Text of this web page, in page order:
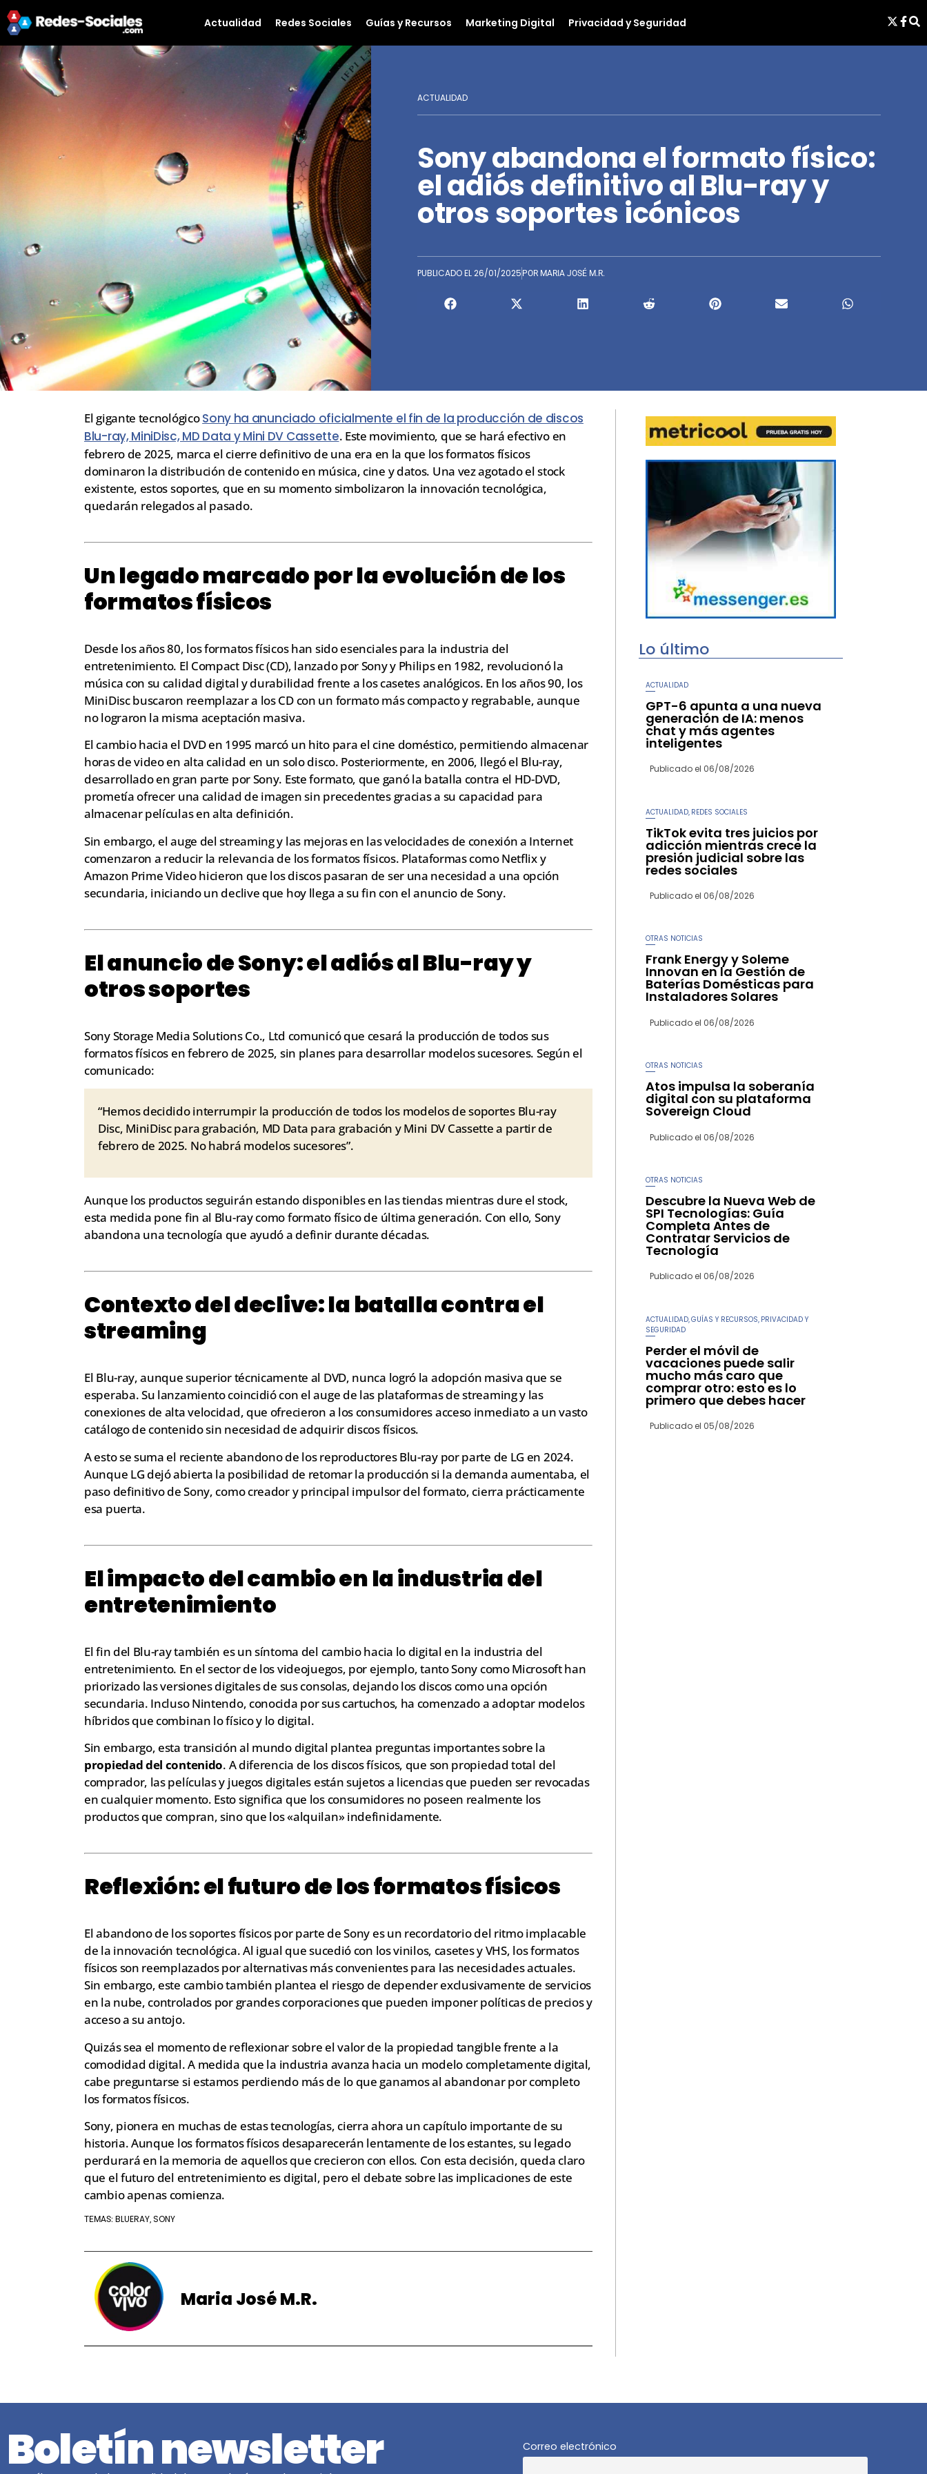
Actualidad Redes Sociales Guías y Recursos Marketing Digital Privacidad y Seguridad
ACTUALIDAD
Sony abandona el formato físico:
el adiós definitivo al Blu-ray y
otros soportes icónicos
PUBLICADO EL26/01/2025 POR MARIA JOSÉ M.R.
El gigante tecnológicoSony ha anunciado oficialmente el fin de la producción de discos
Blu-ray, MiniDisc, MD Data y Mini DV Cassette. Este movimiento, que se hará efectivo en
febrero de 2025, marca el cierre definitivo de una era en la que los formatos físicos
dominaron la distribución de contenido en música, cine y datos. Una vez agotado el stock
existente, estos soportes, que en su momento simbolizaron la innovación tecnológica,
quedarán relegados al pasado.
Un legado marcado por la evolución de los
formatos físicos
Desde los años 80, los formatos físicos han sido esenciales para la industria del
entretenimiento. El Compact Disc (CD), lanzado por Sony y Philips en 1982, revolucionó la
música con su calidad digital y durabilidad frente a los casetes analógicos. En los años 90, los
MiniDisc buscaron reemplazar a los CD con un formato más compacto y regrabable, aunque
no lograron la misma aceptación masiva.
El cambio hacia el DVD en 1995 marcó un hito para el cine doméstico, permitiendo almacenar
horas de video en alta calidad en un solo disco. Posteriormente, en 2006, llegó el Blu-ray,
desarrollado en gran parte por Sony. Este formato, que ganó la batalla contra el HD-DVD,
prometía ofrecer una calidad de imagen sin precedentes gracias a su capacidad para
almacenar películas en alta definición.
Sin embargo, el auge del streaming y las mejoras en las velocidades de conexión a Internet
comenzaron a reducir la relevancia de los formatos físicos. Plataformas como Netflix y
Amazon Prime Video hicieron que los discos pasaran de ser una necesidad a una opción
secundaria, iniciando un declive que hoy llega a su fin con el anuncio de Sony.
El anuncio de Sony: el adiós al Blu-ray y
otros soportes
Sony Storage Media Solutions Co., Ltd comunicó que cesará la producción de todos sus
formatos físicos en febrero de 2025, sin planes para desarrollar modelos sucesores. Según el
comunicado:
“Hemos decidido interrumpir la producción de todos los modelos de soportes Blu-ray
Disc, MiniDisc para grabación, MD Data para grabación y Mini DV Cassette a partir de
febrero de 2025. No habrá modelos sucesores”.
Aunque los productos seguirán estando disponibles en las tiendas mientras dure el stock,
esta medida pone fin al Blu-ray como formato físico de última generación. Con ello, Sony
abandona una tecnología que ayudó a definir durante décadas.
Contexto del declive: la batalla contra el
streaming
El Blu-ray, aunque superior técnicamente al DVD, nunca logró la adopción masiva que se
esperaba. Su lanzamiento coincidió con el auge de las plataformas de streaming y las
conexiones de alta velocidad, que ofrecieron a los consumidores acceso inmediato a un vasto
catálogo de contenido sin necesidad de adquirir discos físicos.
A esto se suma el reciente abandono de los reproductores Blu-ray por parte de LG en 2024.
Aunque LG dejó abierta la posibilidad de retomar la producción si la demanda aumentaba, el
paso definitivo de Sony, como creador y principal impulsor del formato, cierra prácticamente
esa puerta.
El impacto del cambio en la industria del
entretenimiento
El fin del Blu-ray también es un síntoma del cambio hacia lo digital en la industria del
entretenimiento. En el sector de los videojuegos, por ejemplo, tanto Sony como Microsoft han
priorizado las versiones digitales de sus consolas, dejando los discos como una opción
secundaria. Incluso Nintendo, conocida por sus cartuchos, ha comenzado a adoptar modelos
híbridos que combinan lo físico y lo digital.
Sin embargo, esta transición al mundo digital plantea preguntas importantes sobre la
propiedad del contenido. A diferencia de los discos físicos, que son propiedad total del
comprador, las películas y juegos digitales están sujetos a licencias que pueden ser revocadas
en cualquier momento. Esto significa que los consumidores no poseen realmente los
productos que compran, sino que los «alquilan» indefinidamente.
Reflexión: el futuro de los formatos físicos
El abandono de los soportes físicos por parte de Sony es un recordatorio del ritmo implacable
de la innovación tecnológica. Al igual que sucedió con los vinilos, casetes y VHS, los formatos
físicos son reemplazados por alternativas más convenientes para las necesidades actuales.
Sin embargo, este cambio también plantea el riesgo de depender exclusivamente de servicios
en la nube, controlados por grandes corporaciones que pueden imponer políticas de precios y
acceso a su antojo.
Quizás sea el momento de reflexionar sobre el valor de la propiedad tangible frente a la
comodidad digital. A medida que la industria avanza hacia un modelo completamente digital,
cabe preguntarse si estamos perdiendo más de lo que ganamos al abandonar por completo
los formatos físicos.
Sony, pionera en muchas de estas tecnologías, cierra ahora un capítulo importante de su
historia. Aunque los formatos físicos desaparecerán lentamente de los estantes, su legado
perdurará en la memoria de aquellos que crecieron con ellos. Con esta decisión, queda claro
que el futuro del entretenimiento es digital, pero el debate sobre las implicaciones de este
cambio apenas comienza.
TEMAS: BLUERAY, SONY
Maria José M.R.
Lo último
ACTUALIDAD
GPT-6 apunta a una nueva
generación de IA: menos
chat y más agentes
inteligentes
Publicado el 06/08/2026
ACTUALIDAD REDES SOCIALES
TikTok evita tres juicios por
adicción mientras crece la
presión judicial sobre las
redes sociales
Publicado el 06/08/2026
OTRAS NOTICIAS
Frank Energy y Soleme
Innovan en la Gestión de
Baterías Domésticas para
Instaladores Solares
Publicado el 06/08/2026
OTRAS NOTICIAS
Atos impulsa la soberanía
digital con su plataforma
Sovereign Cloud
Publicado el 06/08/2026
OTRAS NOTICIAS
Descubre la Nueva Web de
SPI Tecnologías: Guía
Completa Antes de
Contratar Servicios de
Tecnología
Publicado el 06/08/2026
ACTUALIDAD GUÍAS Y RECURSOS PRIVACIDAD Y
SEGURIDAD
Perder el móvil de
vacaciones puede salir
mucho más caro que
comprar otro: esto es lo
primero que debes hacer
Publicado el 05/08/2026
Boletín newsletter Correo electrónico